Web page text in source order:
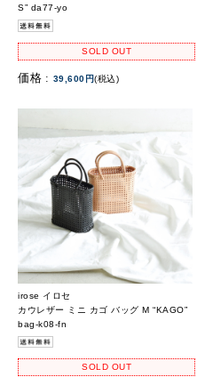
S” da77-yo
SOLD OUT
価格 : 39,600円(税込)
irose イロセ
カウレザー ミニ カゴ バッグ M “KAGO”
bag-k08-fn
SOLD OUT